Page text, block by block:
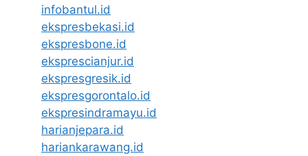
infobantul.id
ekspresbekasi.id
ekspresbone.id
eksprescianjur.id
ekspresgresik.id
ekspresgorontalo.id
ekspresindramayu.id
harianjepara.id
hariankarawang.id